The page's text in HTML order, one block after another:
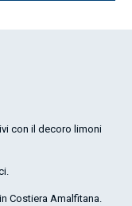
con il decoro limoni
Costiera Amalfitana.